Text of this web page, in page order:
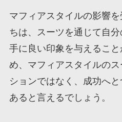
マフィアスタイルの影響
ちは、スーツを通じて自
手に良い印象を与えるこ
め、マフィアスタイルの
ションではなく、成功へ
あると言えるでしょう。